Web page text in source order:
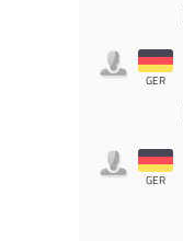
GER
GER